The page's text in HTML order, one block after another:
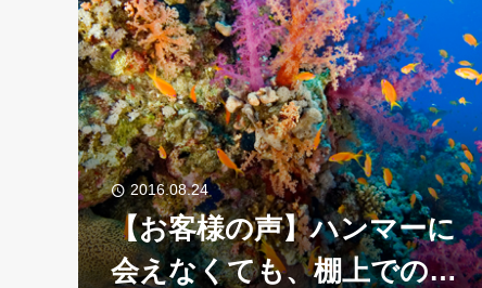
2016.08.24
【お客様の声】ハンマーに
会えなくても、棚上での多